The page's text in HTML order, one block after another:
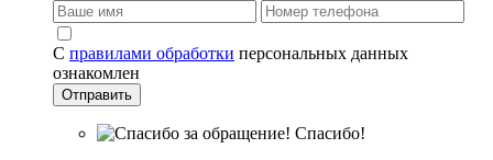
С правилами обработки персональных данных
ознакомлен
Спасибо!